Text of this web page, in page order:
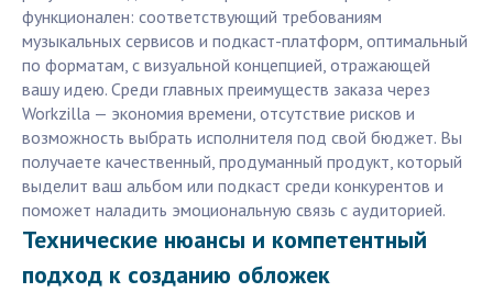
функционален: соответствующий требованиям
музыкальных сервисов и подкаст-платформ, оптимальный
по форматам, с визуальной концепцией, отражающей
вашу идею. Среди главных преимуществ заказа через
Workzilla — экономия времени, отсутствие рисков и
возможность выбрать исполнителя под свой бюджет. Вы
получаете качественный, продуманный продукт, который
выделит ваш альбом или подкаст среди конкурентов и
поможет наладить эмоциональную связь с аудиторией.
Технические нюансы и компетентный
подход к созданию обложек